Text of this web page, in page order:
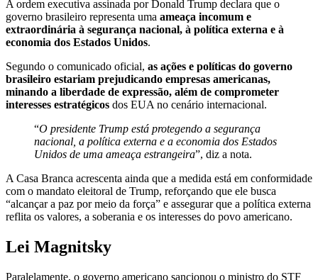
A ordem executiva assinada por Donald Trump declara que o
governo brasileiro representa uma ameaça incomum e
extraordinária à segurança nacional, à política externa e à
economia dos Estados Unidos.
Segundo o comunicado oficial, as ações e políticas do governo
brasileiro estariam prejudicando empresas americanas,
minando a liberdade de expressão, além de comprometer
interesses estratégicos dos EUA no cenário internacional.
“O presidente Trump está protegendo a segurança
nacional, a política externa e a economia dos Estados
Unidos de uma ameaça estrangeira”, diz a nota.
A Casa Branca acrescenta ainda que a medida está em conformidade
com o mandato eleitoral de Trump, reforçando que ele busca
“alcançar a paz por meio da força” e assegurar que a política externa
reflita os valores, a soberania e os interesses do povo americano.
Lei Magnitsky
Paralelamente, o governo americano sancionou o ministro do STF